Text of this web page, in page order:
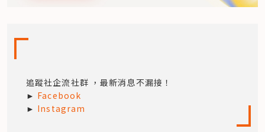
追蹤社企流社群 ，最新消息不漏接！
► Facebook
► Instagram